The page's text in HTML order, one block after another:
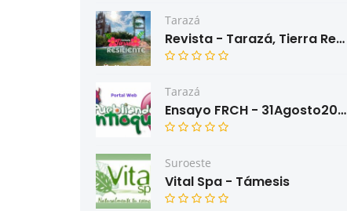
Tarazá
Revista - Tarazá, Tierra Resiliente
Tarazá
Ensayo FRCH - 31Agosto2022
Suroeste
Vital Spa - Támesis